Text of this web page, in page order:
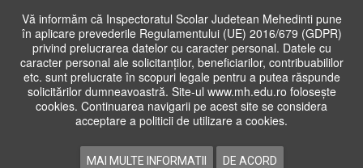
Vă informăm că Inspectoratul Scolar Judetean Mehedinti pune
în aplicare prevederile Regulamentului (UE) 2016/679 (GDPR)
privind prelucrarea datelor cu caracter personal. Datele cu
caracter personal ale solicitanților, beneficiarilor, contribuabililor
etc. sunt prelucrate în scopuri legale pentru a putea răspunde
solicitărilor dumneavoastră. Site-ul www.mh.edu.ro folosește
cookies. Continuarea navigarii pe acest site se considera
acceptare a politicii de utilizare a cookies.
MAI MULTE INFORMATII DE ACORD
Cauta
in
siteAcasa Cadre Didactice
Examene Naționale